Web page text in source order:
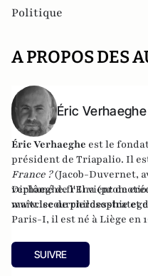
Politique
A PROPOS DES
Éric Verhaeghe
Éric Verhaeghe est le
président de Triapalio. Il
France ?(Jacob-Duvernet,
verhaeghe.frIl vient de
Diplômé de l'Ena
maîtrise de philosophie et
Paris-I, il est né à Liège en
SUIVRE